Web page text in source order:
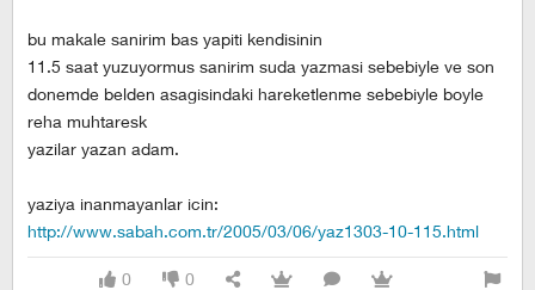
bu makale sanirim bas yapiti kendisinin
11.5 saat yuzuyormus sanirim suda yazmasi sebebiyle ve son
donemde belden asagisindaki hareketlenme sebebiyle boyle
reha muhtaresk
yazilar yazan adam.
yaziya inanmayanlar icin:
http://www.sabah.com.tr/2005/03/06/yaz1303-10-115.html
0 0